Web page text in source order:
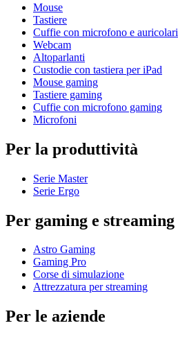
Mouse
Tastiere
Cuffie con microfono e auricolari
Webcam
Altoparlanti
Custodie con tastiera per iPad
Mouse gaming
Tastiere gaming
Cuffie con microfono gaming
Microfoni
Per la produttività
Serie Master
Serie Ergo
Per gaming e streaming
Astro Gaming
Gaming Pro
Corse di simulazione
Attrezzatura per streaming
Per le aziende